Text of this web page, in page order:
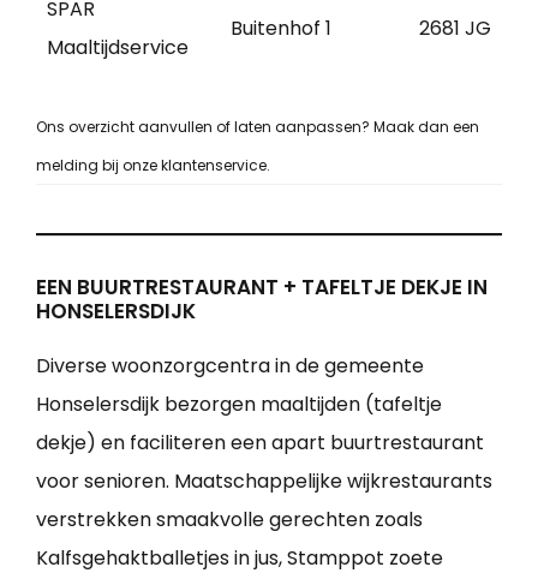
SPAR
Maaltijdservice
Buitenhof 1 2681 JG
Ons overzicht aanvullen of laten aanpassen? Maak dan een
melding bij onze klantenservice.
EEN BUURTRESTAURANT + TAFELTJE DEKJE IN
HONSELERSDIJK
Diverse woonzorgcentra in de gemeente
Honselersdijk bezorgen maaltijden (tafeltje
dekje) en faciliteren een apart buurtrestaurant
voor senioren. Maatschappelijke wijkrestaurants
verstrekken smaakvolle gerechten zoals
Kalfsgehaktballetjes in jus, Stamppot zoete